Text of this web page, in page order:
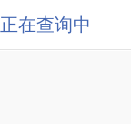
正在查询中